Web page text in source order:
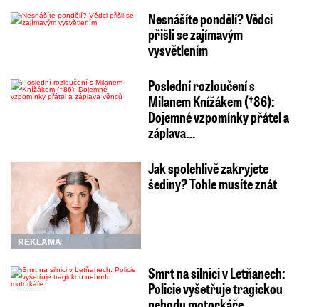
Nesnášíte pondělí? Vědci
přišli se zajímavým
vysvětlením
Poslední rozloučení s
Milanem Knížákem (†86):
Dojemné vzpomínky přátel a
záplava…
REKLAMA
Jak spolehlivě zakryjete
šediny? Tohle musíte znát
Smrt na silnici v Letňanech:
Policie vyšetřuje tragickou